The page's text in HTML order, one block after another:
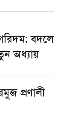
বদলে
অধ্যায়
প্রণালী